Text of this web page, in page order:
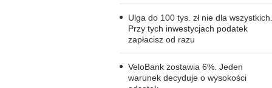
Ulga do 100 tys. zł nie dla wszystkich.
Przy tych inwestycjach podatek
zapłacisz od razu
VeloBank zostawia 6%. Jeden
warunek decyduje o wysokości